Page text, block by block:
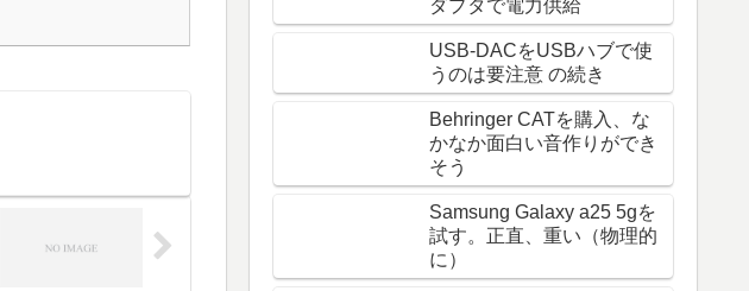
ダプタで電力供給
USB-DACをUSBハブで使
うのは要注意 の続き
Behringer CATを購入、な
かなか面白い音作りができ
そう
Samsung Galaxy a25 5gを
試す。正直、重い（物理的
に）